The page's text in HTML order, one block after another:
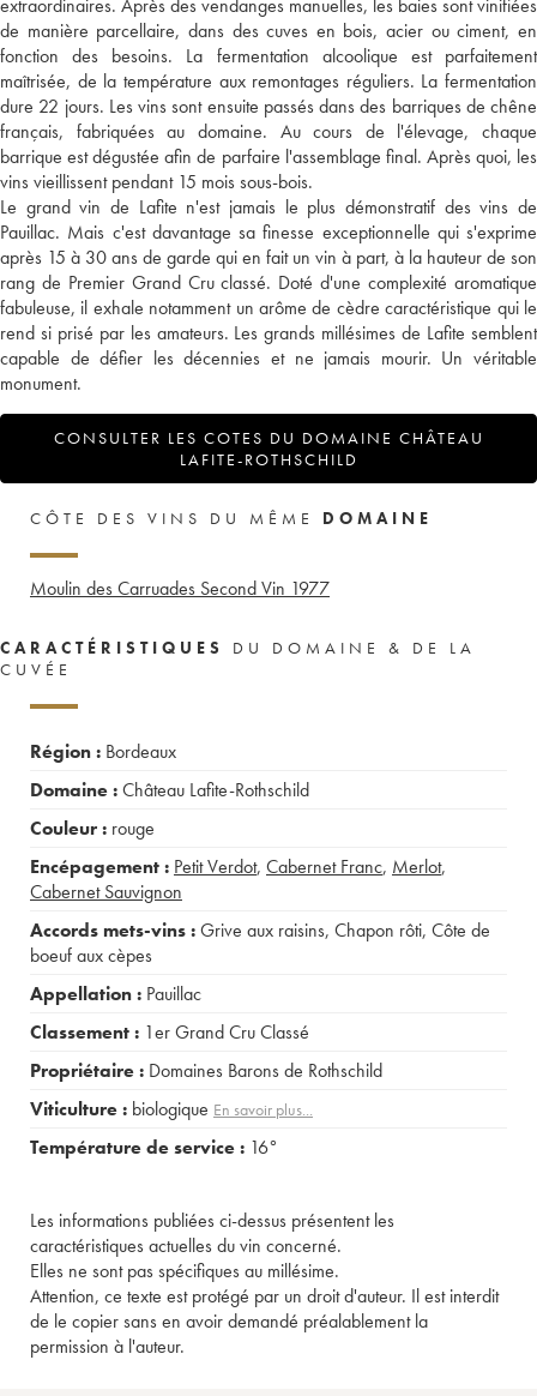
extraordinaires. Après des vendanges manuelles, les baies sont vinifiées
de manière parcellaire, dans des cuves en bois, acier ou ciment, en
fonction des besoins. La fermentation alcoolique est parfaitement
maîtrisée, de la température aux remontages réguliers. La fermentation
dure 22 jours. Les vins sont ensuite passés dans des barriques de chêne
français, fabriquées au domaine. Au cours de l'élevage, chaque
barrique est dégustée afin de parfaire l'assemblage final. Après quoi, les
vins vieillissent pendant 15 mois sous-bois.
Le grand vin de Lafite n'est jamais le plus démonstratif des vins de
Pauillac. Mais c'est davantage sa finesse exceptionnelle qui s'exprime
après 15 à 30 ans de garde qui en fait un vin à part, à la hauteur de son
rang de Premier Grand Cru classé. Doté d'une complexité aromatique
fabuleuse, il exhale notamment un arôme de cèdre caractéristique qui le
rend si prisé par les amateurs. Les grands millésimes de Lafite semblent
capable de défier les décennies et ne jamais mourir. Un véritable
monument.
CONSULTER LES COTES DU DOMAINE CHÂTEAU
LAFITE-ROTHSCHILD
CÔTE DES VINS DU MÊME DOMAINE
Moulin des Carruades Second Vin 1977
CARACTÉRISTIQUES
DU DOMAINE & DE LA
CUVÉE
Région : Bordeaux
Domaine :Château Lafite-Rothschild
Couleur : rouge
Encépagement : Petit Verdot, Cabernet Franc, Merlot,
Cabernet Sauvignon
Accords mets-vins :Grive aux raisins, Chapon rôti, Côte de
boeuf aux cèpes
Appellation : Pauillac
Classement : 1er Grand Cru Classé
Propriétaire : Domaines Barons de Rothschild
Viticulture : biologique En savoir plus...
Température de service : 16°
Les informations publiées ci-dessus présentent les
caractéristiques actuelles du vin concerné.
Elles ne sont pas spécifiques au millésime.
Attention, ce texte est protégé par un droit d'auteur. Il est interdit
de le copier sans en avoir demandé préalablement la
permission à l'auteur.